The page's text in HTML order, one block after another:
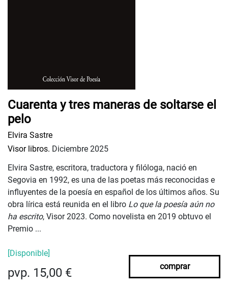
Cuarenta y tres maneras de soltarse el
pelo
Elvira Sastre
Visor libros. Diciembre 2025
Elvira Sastre, escritora, traductora y filóloga, nació en
Segovia en 1992, es una de las poetas más reconocidas e
influyentes de la poesía en español de los últimos años. Su
obra lírica está reunida en el libro Lo que la poesía aún no
ha escrito, Visor 2023. Como novelista en 2019 obtuvo el
Premio ...
[Disponible]
pvp. 15,00 € comprar